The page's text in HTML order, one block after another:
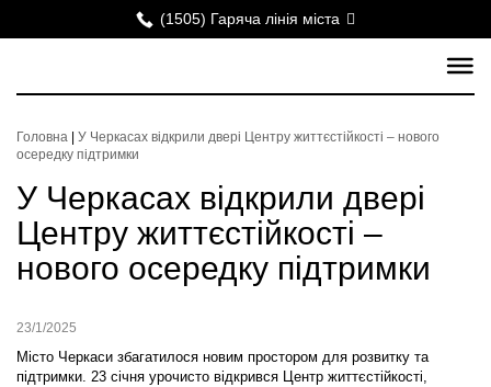
(1505) Гаряча лінія міста
Головна
У Черкасах відкрили двері Центру життєстійкості – нового
осередку підтримки
У Черкасах відкрили двері
Центру життєстійкості –
нового осередку підтримки
23/1/2025
Місто Черкаси збагатилося новим простором для розвитку та
підтримки. 23 січня урочисто відкрився Центр життєстійкості,